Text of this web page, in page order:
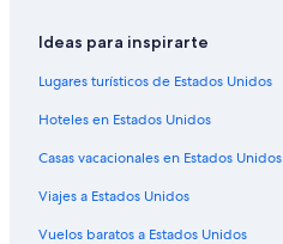
Ideas para inspirarte
Lugares turísticos de Estados Unidos
Hoteles en Estados Unidos
Casas vacacionales en Estados Unidos
Viajes a Estados Unidos
Vuelos baratos a Estados Unidos